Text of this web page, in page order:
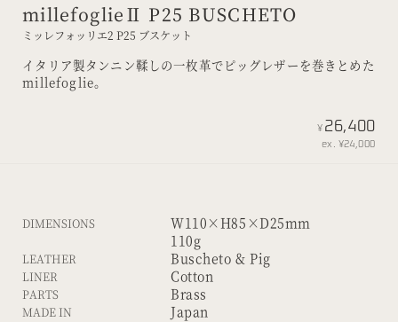
millefoglieⅡ P25 BUSCHETO
ミッレフォッリエ2 P25 ブスケット
イタリア製タンニン鞣しの一枚革でピッグレザーを巻きとめた
millefoglie。
¥ 26,400
ex. ¥24,000
DIMENSIONS
W110×H85×D25mm
110g
LEATHER Buscheto & Pig
LINER Cotton
PARTS Brass
MADE IN Japan